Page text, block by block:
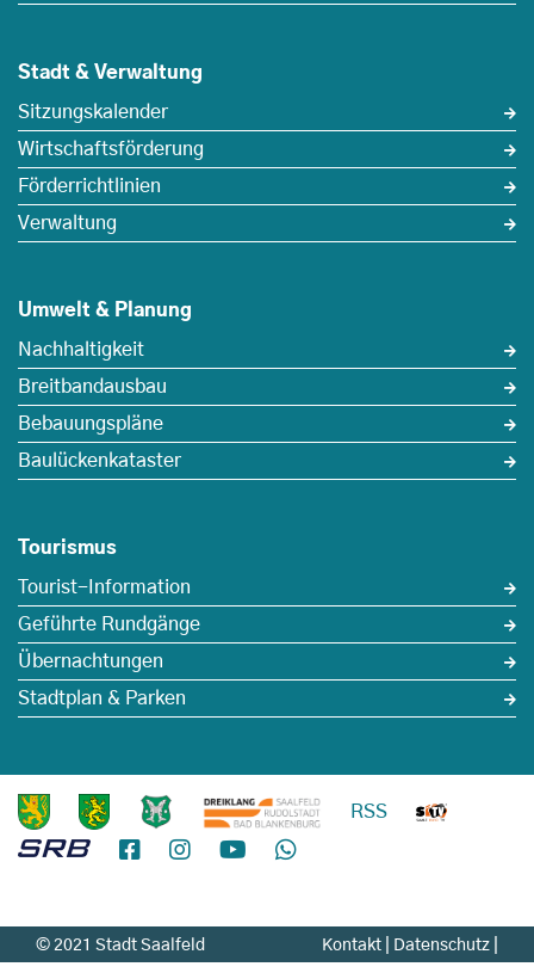
Stadt & Verwaltung
Sitzungskalender
Wirtschaftsförderung
Förderrichtlinien
Verwaltung
Umwelt & Planung
Nachhaltigkeit
Breitbandausbau
Bebauungspläne
Baulückenkataster
Tourismus
Tourist-Information
Geführte Rundgänge
Übernachtungen
Stadtplan & Parken
RSS
© 2021 Stadt Saalfeld Kontakt Datenschutz